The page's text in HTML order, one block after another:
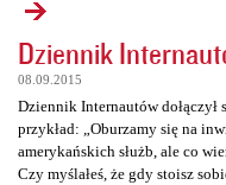
Dziennik
08.09.2015
Dziennik Internautów dołączył
przykład: „Oburzamy się na
amerykańskich służb, ale co
Czy myślałeś, że gdy stoisz